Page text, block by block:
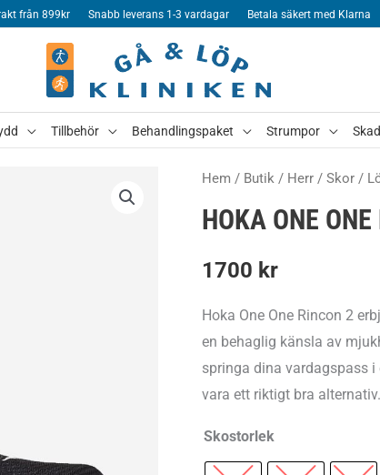
från 899kr Snabb leverans 1-3 vardagar Betala säkert med Klarna
Tillbehör Behandlingspaket Strumpor
Hem / Butik / Herr / Skor /
HOKA ONE
1700 kr
Hoka One One Rincon 2
en behaglig känsla av
springa dina vardagspass
vara ett riktigt bra alternativ.
Skostorlek